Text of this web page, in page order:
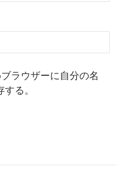
ラウザーに自分の名
る。